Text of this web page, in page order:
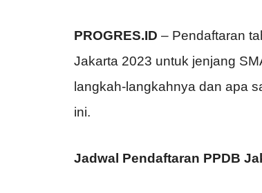
PROGRES.ID – Pendaftaran
Jakarta 2023 untuk jenjang
langkah-langkahnya dan apa
ini.
Jadwal Pendaftaran PPDB